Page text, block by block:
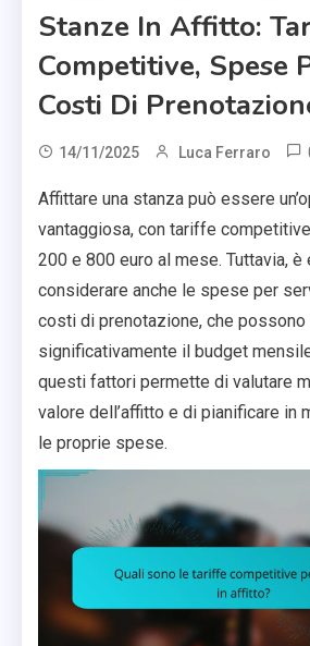
Stanze In Affitto:
Competitive, Spese
Costi Di
14/11/2025 Luca Ferraro
Affittare una stanza può essere
vantaggiosa, con tariffe
200 e 800 euro al mese. Tuttavia,
considerare anche le spese per
costi di prenotazione, che possono
significativamente il budget
questi fattori permette di valutare
valore dell’affitto e di pianificare in
le proprie spese.